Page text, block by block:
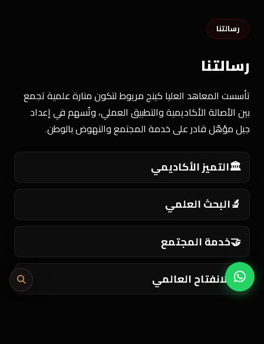
رسالتنا
رسالتنا
تأسست المعاهد العليا كينج مريوط لتكون منارة علمية تجمع
بين الأصالة الأكاديمية والتطبيق العملي، وتُسهم في إعداد
جيل مؤهّل قادر على خدمة المجتمع والنهوض بالوطن.
🏛️التميز الأكاديمي
🔬 البحث العلمي
🤝خدمة المجتمع
🌍 الانفتاح العالمي